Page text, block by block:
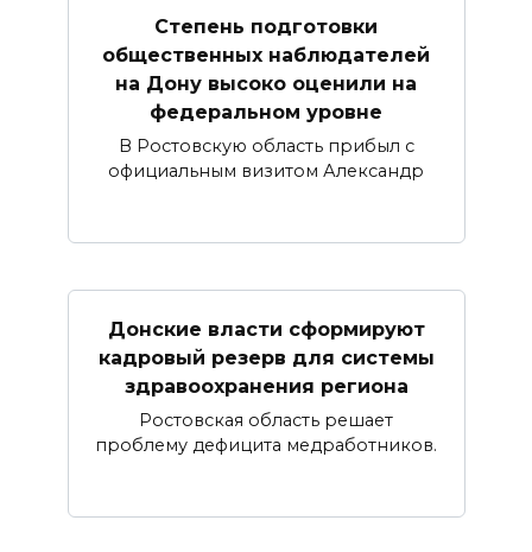
Степень подготовки
общественных наблюдателей
на Дону высоко оценили на
федеральном уровне
В Ростовскую область прибыл с
официальным визитом Александр
Донские власти сформируют
кадровый резерв для системы
здравоохранения региона
Ростовская область решает
проблему дефицита медработников.